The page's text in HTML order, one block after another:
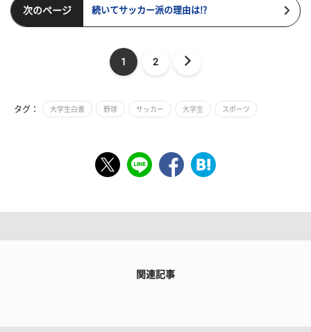
次のページ 続いてサッカー派の理由は!?
1 2
タグ： 大学生白書 野球 サッカー 大学生 スポーツ
関連記事